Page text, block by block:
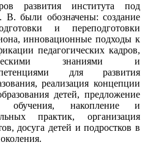
развития института под
были обозначены: создание
и переподготовки
инновационные подходы к
педагогических кадров,
знаниями и
для развития
реализация концепции
детей, предложение
обучения, накопление и
практик, организация
досуга детей и подростков в